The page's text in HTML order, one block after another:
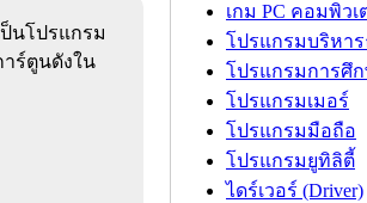
ป็นโปรแกรม
ร์ตูนดังใน
เกม PC คอมพิวเ
โปรแกรมบริหา
โปรแกรมการศึ
โปรแกรมเมอร์
โปรแกรมมือถือ
โปรแกรมยูทิลิตี้
ไดร์เวอร์ (Driver)